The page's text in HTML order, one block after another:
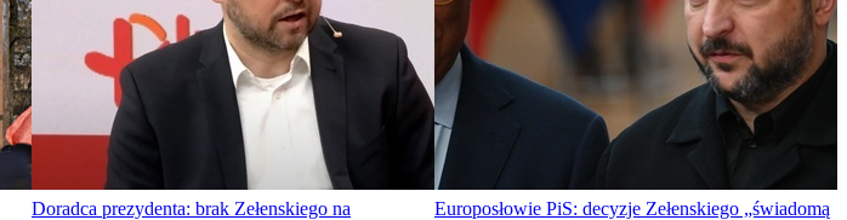
Doradca prezydenta: brak Zełenskiego na
Europosłowie PiS: decyzje Zełenskiego „świadomą